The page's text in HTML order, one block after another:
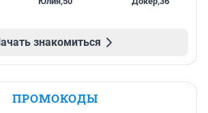
знакомиться
ПРОМОКОДЫ